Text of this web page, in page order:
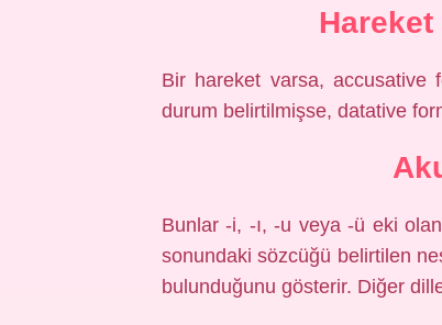
Bir hareket varsa, accusative
durum belirtilmişse, datative
Bunlar -i, -ı, -u veya -ü eki
sonundaki sözcüğü belirtilen
bulunduğunu gösterir. Diğer